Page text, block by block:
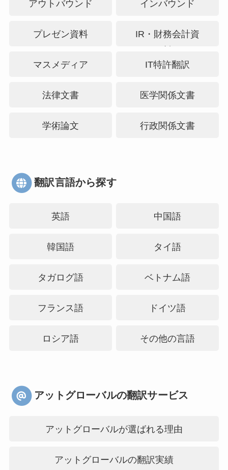
アウトバウンド インバウンド
プレゼン資料
IR・財務会計資
マスメディア
IT特許翻訳
法律文書 医学関係文書
学術論文 行政関係文書
翻訳言語から探す
英語 中国語
韓国語 タイ語
タガログ語 ベトナム語
フランス語 ドイツ語
ロシア語 その他の言語
アットグローバルの翻訳サービス
アットグローバルが選ばれる理由
アットグローバルの翻訳実績